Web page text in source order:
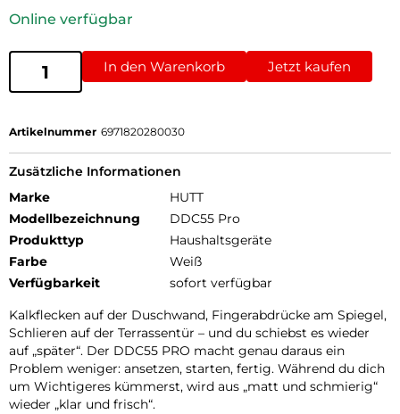
Online verfügbar
In den Warenkorb Jetzt kaufen
Artikelnummer 6971820280030
Zusätzliche Informationen
Marke
HUTT
Modellbezeichnung
DDC55 Pro
Produkttyp
Haushaltsgeräte
Farbe
Weiß
Verfügbarkeit
sofort verfügbar
Kalkflecken auf der Duschwand, Fingerabdrücke am Spiegel,
Schlieren auf der Terrassentür – und du schiebst es wieder
auf „später“. Der DDC55 PRO macht genau daraus ein
Problem weniger: ansetzen, starten, fertig. Während du dich
um Wichtigeres kümmerst, wird aus „matt und schmierig“
wieder „klar und frisch“.